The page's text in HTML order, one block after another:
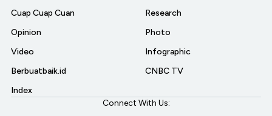
Cuap Cuap Cuan
Opinion
Video
Berbuatbaik.id
Index
Research
Photo
Infographic
CNBC TV
Connect With Us: